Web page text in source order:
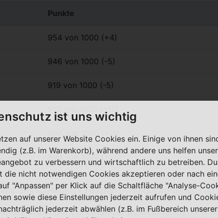
Punkte
954 von 1000 (+4)
946 von 1000 (-5)
919 von 1000 (-5)
913 von 1000 (+10)
899 von 1000 (+17)
des CONNECT Festnetz-Tests kannst du hier
wobei die voneinander abweichenden
ist uns wichtig
auf unserer Website Cookies ein. Einige von ihnen
(z.B. im Warenkorb), während andere uns helfen unser
zu verbessern und wirtschaftlich zu betreiben. Du
die nicht notwendigen Cookies akzeptieren oder nach
"Anpassen" per Klick auf die Schaltfläche "Analyse-
sowie diese Einstellungen jederzeit aufrufen und
jederzeit abwählen (z.B. im Fußbereich unserer